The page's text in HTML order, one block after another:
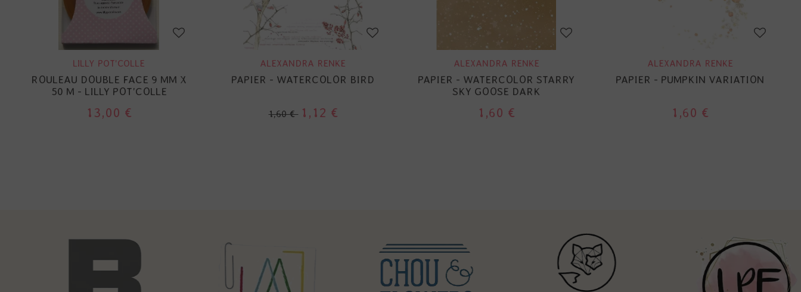
LILLY POT'COLLE
ROULEAU DOUBLE FACE 9 MM X
50 M - LILLY POT'COLLE
13,00 €
ALEXANDRA RENKE
PAPIER - WATERCOLOR BIRD
1,60 € 1,12 €
ALEXANDRA RENKE
PAPIER - WATERCOLOR STARRY
SKY GOOSE DARK
1,60 €
ALEXANDRA RENKE
PAPIER - PUMPKIN VARIATION
1,60 €